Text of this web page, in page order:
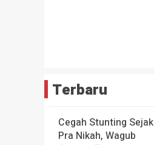
Terbaru
Cegah Stunting Sejak
Pra Nikah, Wagub